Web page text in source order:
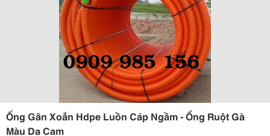
Ống Gân Xoắn Hdpe Luồn Cáp Ngầm - Ống Ruột Gà
Màu Da Cam